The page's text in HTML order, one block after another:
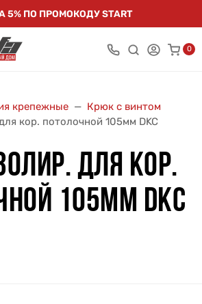
5% ПО ПРОМОКОДУ START
0
крепежные
Крюк с винтом
кор. потолочной 105мм DKC
ДЛЯ КОР.
105ММ DKC